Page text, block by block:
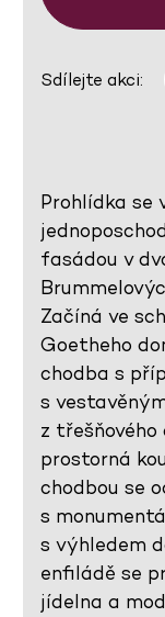
Sdílejte akci:
Prohlídka se
fasádou v
Začíná ve
Goetheho
chodba s
s
z třešňového
prostorná
chodbou se
s
s výhledem
enfiládě se
jídelna a